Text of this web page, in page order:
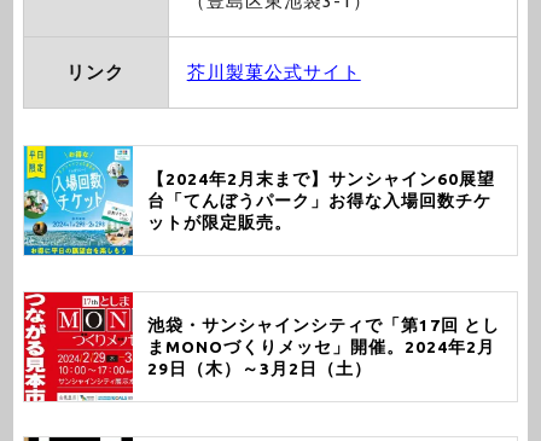
リンク 芥川製菓公式サイト
【2024年2月末まで】サンシャイン60展望
台「てんぼうパーク」お得な入場回数チケ
ットが限定販売。
池袋・サンシャインシティで「第17回 とし
まMONOづくりメッセ」開催。2024年2月
29日（木）～3月2日（土）